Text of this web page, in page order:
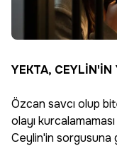
YEKTA, CEYLİN'İN
Özcan savcı olup
olayı
Ceylin'in sorgusuna